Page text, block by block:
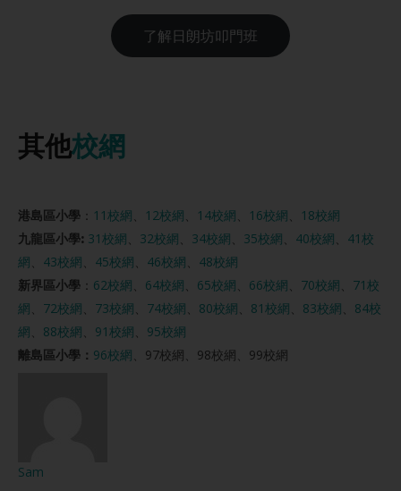
了解日朗坊叩門班
其他校網
港島區小學 ： 11校網、 12校網、 14校網、 16校網、
18校網
九龍區小學: 31校網、 32校網、 34校網、 35校網、 40校網、 41校
網、 43校網、 45校網、 46校網、 48校網
新界區小學 ： 62校網、 64校網、 65校網、 66校網、 70校網、 71校
網、 72校網、 73校網、 74校網、 80校網、 81校網、 83校網、 84校
網、 88校網、 91校網、 95校網
離島區小學： 96校網、97校網、98校網、99校網
Sam